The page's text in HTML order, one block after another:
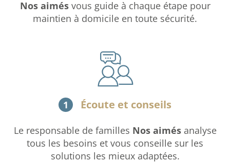
Nos aimésvous guide à chaque étape pour
maintien à domicile en toute sécurité.
1 Écoute et conseils
Le responsable de familles Nos aimésanalyse
tous les besoins et vous conseille sur les
solutions les mieux adaptées.